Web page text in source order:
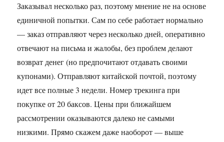
Заказывал несколько раз, поэтому мнение не на основе
единичной попытки. Сам по себе работает нормально
— заказ отправляют через несколько дней, оперативно
отвечают на письма и жалобы, без проблем делают
возврат денег (но предпочитают отдавать своими
купонами). Отправляют китайской почтой, поэтому
идет все полные 3 недели. Номер трекинга при
покупке от 20 баксов. Цены при ближайшем
рассмотрении оказываются далеко не самыми
низкими. Прямо скажем даже наоборот — выше